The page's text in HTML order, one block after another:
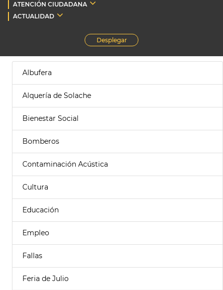
ATENCIÓN CIUDADANA
ACTUALIDAD
Desplegar
Albufera
Alquería de Solache
Bienestar Social
Bomberos
Contaminación Acústica
Cultura
Educación
Empleo
Fallas
Feria de Julio